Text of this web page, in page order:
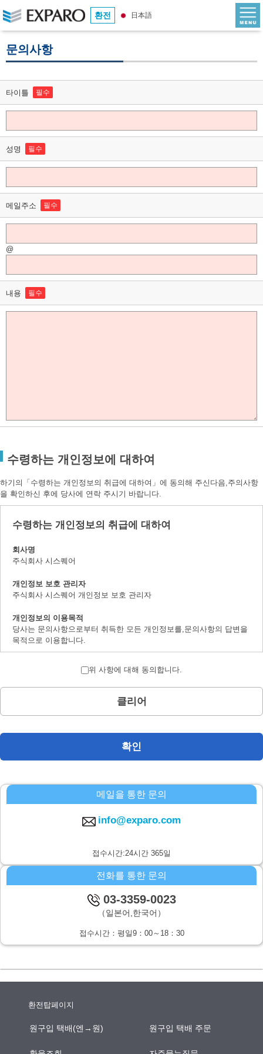
환전 日本語
문의사항
타이틀 필수
성명 필수
메일주소 필수
@
내용 필수
수령하는 개인정보에 대하여
하기의「수령하는 개인정보의 취급에 대하여」에 동의해 주신다음,주의사항
을 확인하신 후에 당사에 연락 주시기 바랍니다.
수령하는 개인정보의 취급에 대하여
회사명
주식회사 시스퀘어
개인정보 보호 관리자
주식회사 시스퀘어 개인정보 보호 관리자
개인정보의 이용목적
당사는 문의사항으로부터 취득한 모든 개인정보를,문의사항의 답변을
목적으로 이용합니다.
취득한 개인정보는 법률상에서 허가받은 경우를 제하고서,본인의 양해
를 구하지 않은채로 제삼자에 제공하지 않습니다.
계시 대상 개인정보의 계시 및 문의사항 창구에 대하여
본인으로부터의 요청에 의하여,당사가 보유하는 계시대상 개인정보의
주식회사 시스퀘어 개인정보 문의창구
E-MAIL：info@c-square.co.jp
개인정보를 입력하는데에 앞서서 주의사항
되지않을 경우가 있습니다.
쿠키나 web표시등을 통하여,본인이 쉽사리 인식하지 못하는 방법을 통
한 개인정보의 습득은 하지 않습니다.
위 사항에 대해 동의합니다.
클리어
확인
메일을 통한 문의
info@exparo.com
접수시간:24시간 365일
전화를 통한 문의
03-3359-0023
（일본어,한국어）
접수시간：평일9：00～18：30
환전탑페이지
원구입 택배(엔→원) 원구입 택배 주문